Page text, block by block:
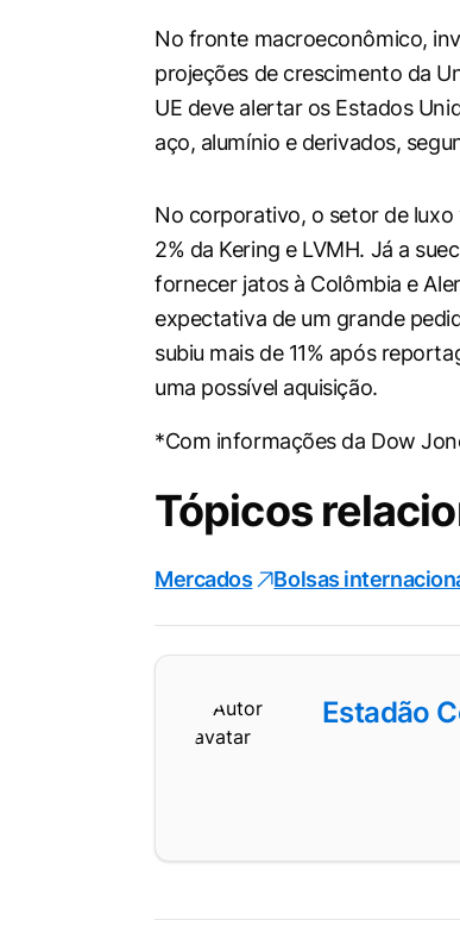
No fronte macroeconômico,
projeções de crescimento da
UE deve alertar os Estados
aço, alumínio e derivados,
No corporativo, o setor de luxo
2% da Kering e LVMH. Já a
fornecer jatos à Colômbia e
expectativa de um grande
subiu mais de 11% após
uma possível aquisição.
*Com informações da Dow
Tópicos
Mercados Bolsas
Estadão